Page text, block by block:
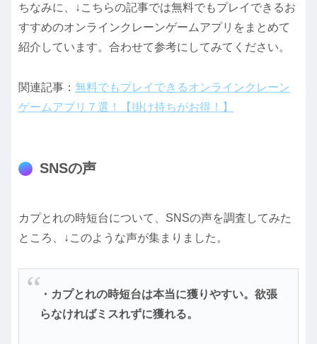
ちなみに、↓こちらの記事では無料でもプレイできるお
すすめのオンラインクレーンゲームアプリをまとめて
紹介しています。合わせて参考にしてみてください。
関連記事： 無料でもプレイできるオンラインクレーン
ゲームアプリ７選！【掛け持ちがお得！】
SNSの声
カプとれの時短台について、SNSの声を調査してみた
ところ、↓このような声が集まりました。
・カプとれの時短台は本当に獲りやすい。欲張
らなければミスれずに獲れる。